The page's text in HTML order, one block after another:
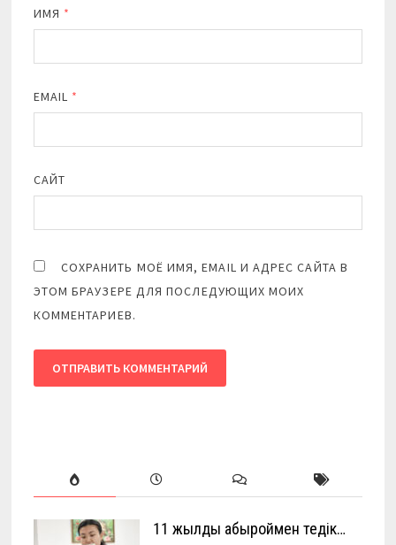
ИМЯ *
EMAIL *
САЙТ
СОХРАНИТЬ МОЁ ИМЯ, EMAIL И АДРЕС САЙТА В
ЭТОМ БРАУЗЕРЕ ДЛЯ ПОСЛЕДУЮЩИХ МОИХ
КОММЕНТАРИЕВ.
11 жылды абыроймен өтедік…